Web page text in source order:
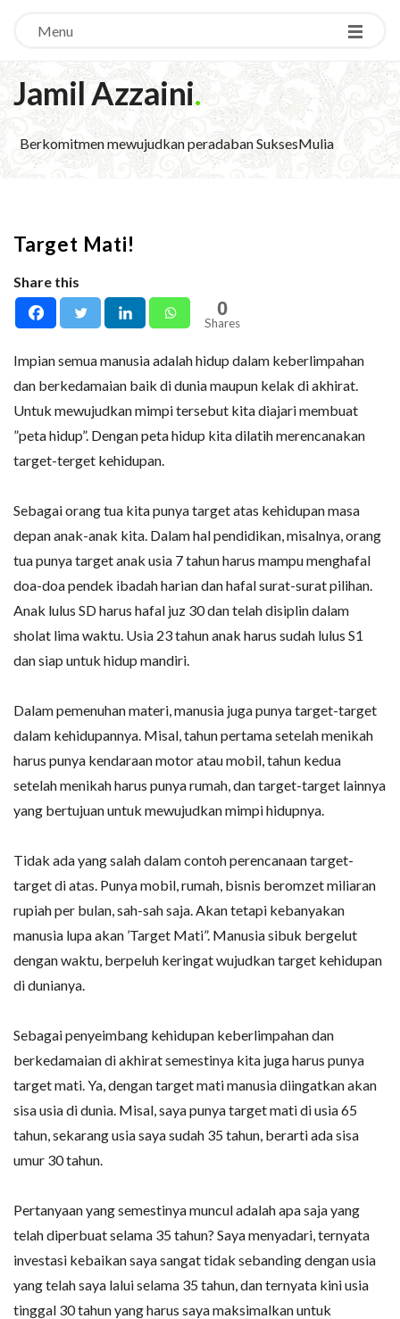
Menu
Jamil Azzaini.
Berkomitmen mewujudkan peradaban SuksesMulia
Target Mati!
Share this
0
Shares
Impian semua manusia adalah hidup dalam keberlimpahan
dan berkedamaian baik di dunia maupun kelak di akhirat.
Untuk mewujudkan mimpi tersebut kita diajari membuat
”peta hidup”. Dengan peta hidup kita dilatih merencanakan
target-terget kehidupan.
Sebagai orang tua kita punya target atas kehidupan masa
depan anak-anak kita. Dalam hal pendidikan, misalnya, orang
tua punya target anak usia 7 tahun harus mampu menghafal
doa-doa pendek ibadah harian dan hafal surat-surat pilihan.
Anak lulus SD harus hafal juz 30 dan telah disiplin dalam
sholat lima waktu. Usia 23 tahun anak harus sudah lulus S1
dan siap untuk hidup mandiri.
Dalam pemenuhan materi, manusia juga punya target-target
dalam kehidupannya. Misal, tahun pertama setelah menikah
harus punya kendaraan motor atau mobil, tahun kedua
setelah menikah harus punya rumah, dan target-target lainnya
yang bertujuan untuk mewujudkan mimpi hidupnya.
Tidak ada yang salah dalam contoh perencanaan target-
target di atas. Punya mobil, rumah, bisnis beromzet miliaran
rupiah per bulan, sah-sah saja. Akan tetapi kebanyakan
manusia lupa akan ’Target Mati”. Manusia sibuk bergelut
dengan waktu, berpeluh keringat wujudkan target kehidupan
di dunianya.
Sebagai penyeimbang kehidupan keberlimpahan dan
berkedamaian di akhirat semestinya kita juga harus punya
target mati. Ya, dengan target mati manusia diingatkan akan
sisa usia di dunia. Misal, saya punya target mati di usia 65
tahun, sekarang usia saya sudah 35 tahun, berarti ada sisa
umur 30 tahun.
Pertanyaan yang semestinya muncul adalah apa saja yang
telah diperbuat selama 35 tahun? Saya menyadari, ternyata
investasi kebaikan saya sangat tidak sebanding dengan usia
yang telah saya lalui selama 35 tahun, dan ternyata kini usia
tinggal 30 tahun yang harus saya maksimalkan untuk